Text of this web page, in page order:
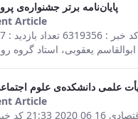
پایان‌نامه برتر جشنواره‌ی
Article
This result
علمی دانشکده‌ی علوم
Article
This result comes